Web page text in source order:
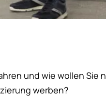
und wie wollen Sie
werben?